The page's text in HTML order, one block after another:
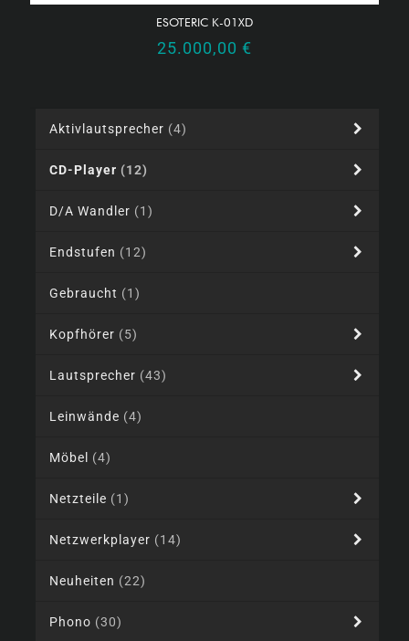
ESOTERIC K-01XD
25.000,00 €
Aktivlautsprecher (4)
CD-Player (12)
D/A Wandler (1)
Endstufen (12)
Gebraucht (1)
Kopfhörer (5)
Lautsprecher (43)
Leinwände (4)
Möbel (4)
Netzteile (1)
Netzwerkplayer (14)
Neuheiten (22)
Phono (30)